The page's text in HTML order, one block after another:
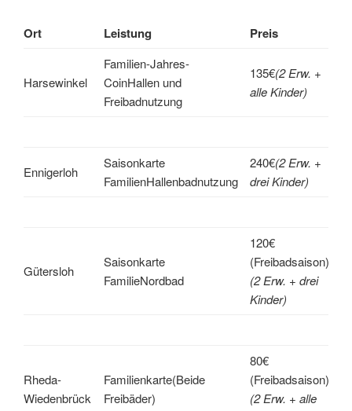
Ort Leistung Preis
Harsewinkel
Familien-Jahres-
CoinHallen und
Freibadnutzung
135€(2 Erw. +
alle Kinder)
Ennigerloh
Saisonkarte
FamilienHallenbadnutzung
240€(2 Erw. +
drei Kinder)
Gütersloh
Saisonkarte
FamilieNordbad
120€
(Freibadsaison)
(2 Erw. + drei
Kinder)
Rheda-
Wiedenbrück
Familienkarte(Beide
Freibäder)
80€
(Freibadsaison)
(2 Erw. + alle